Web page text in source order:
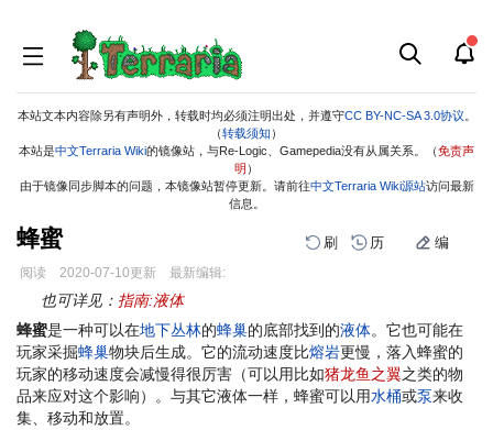
本站文本内容除另有声明外，转载时均必须注明出处，并遵守CC BY-NC-SA 3.0协议
（转载须知 ）
本站是中文Terraria Wiki的镜像站，与Re-Logic、Gamepedia没有从属关系。（免责声
明 ）
由于镜像同步脚本的问题，本镜像站暂停更新。请前往中文Terraria Wiki源站访问最新
信息。
蜂蜜 刷 历 编
阅读 2020-07-10更新 最新编辑:
到
导
航
到
搜
索
也可详见： 指南:液体
蜂蜜是一种可以在地下丛林的蜂巢的底部找到的液体。它也可能在
玩家采掘蜂巢物块后生成。它的流动速度比熔岩更慢，落入蜂蜜的
玩家的移动速度会减慢得很厉害（可以用比如猪龙鱼之翼之类的物
品来应对这个影响）。与其它液体一样，蜂蜜可以用水桶或泵来收
集、移动和放置。